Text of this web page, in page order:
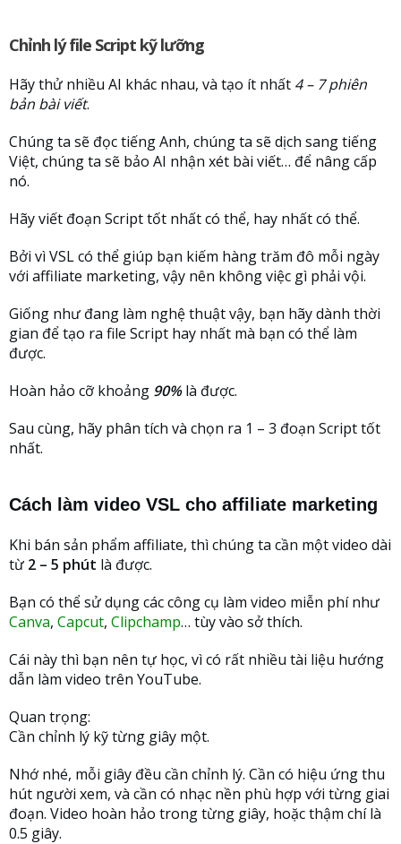
Chỉnh lý file Script kỹ lưỡng
Hãy thử nhiều AI khác nhau, và tạo ít nhất 4 – 7 phiên
bản bài viết.
Chúng ta sẽ đọc tiếng Anh, chúng ta sẽ dịch sang tiếng
Việt, chúng ta sẽ bảo AI nhận xét bài viết… để nâng cấp
nó.
Hãy viết đoạn Script tốt nhất có thể, hay nhất có thể.
Bởi vì VSL có thể giúp bạn kiếm hàng trăm đô mỗi ngày
với affiliate marketing, vậy nên không việc gì phải vội.
Giống như đang làm nghệ thuật vậy, bạn hãy dành thời
gian để tạo ra file Script hay nhất mà bạn có thể làm
được.
Hoàn hảo cỡ khoảng 90%là được.
Sau cùng, hãy phân tích và chọn ra 1 – 3 đoạn Script tốt
nhất.
Cách làm video VSL cho affiliate marketing
Khi bán sản phẩm affiliate, thì chúng ta cần một video dài
từ 2 – 5 phút là được.
Bạn có thể sử dụng các công cụ làm video miễn phí như
Canva, Capcut, Clipchamp… tùy vào sở thích.
Cái này thì bạn nên tự học, vì có rất nhiều tài liệu hướng
dẫn làm video trên YouTube.
Quan trọng:
Cần chỉnh lý kỹ từng giây một.
Nhớ nhé, mỗi giây đều cần chỉnh lý. Cần có hiệu ứng thu
hút người xem, và cần có nhạc nền phù hợp với từng giai
đoạn. Video hoàn hảo trong từng giây, hoặc thậm chí là
0.5 giây.